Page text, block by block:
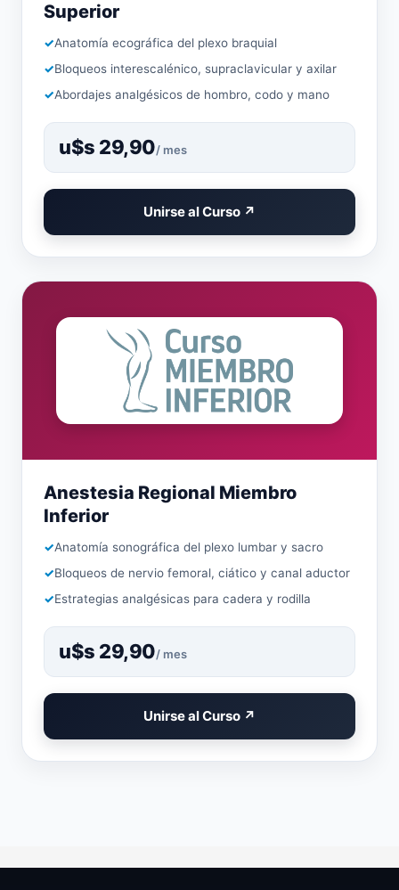
Superior
Anatomía ecográfica del plexo braquial
Bloqueos interescalénico, supraclavicular y axilar
Abordajes analgésicos de hombro, codo y mano
u$s 29,90/ mes
Unirse al Curso ↗
Anestesia Regional Miembro
Inferior
Anatomía sonográfica del plexo lumbar y sacro
Bloqueos de nervio femoral, ciático y canal aductor
Estrategias analgésicas para cadera y rodilla
u$s 29,90/ mes
Unirse al Curso ↗